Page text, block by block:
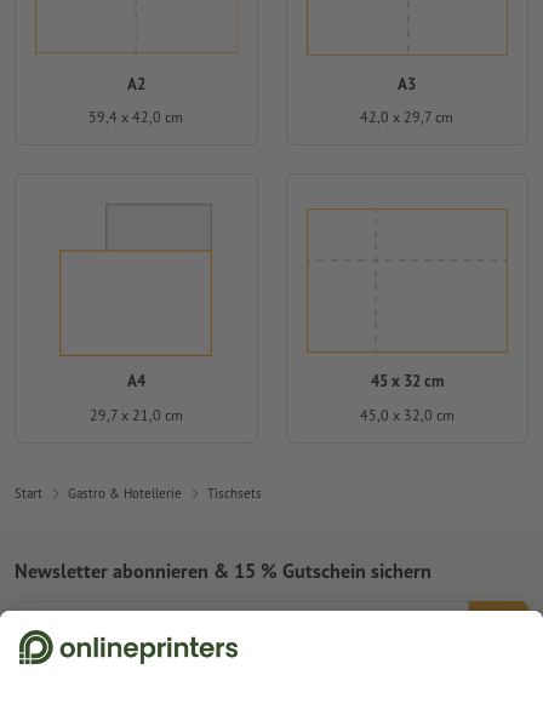
A2
59,4 x 42,0 cm
A3
42,0 x 29,7 cm
A4
29,7 x 21,0 cm
45 x 32 cm
45,0 x 32,0 cm
Start Gastro & Hotellerie Tischsets
Newsletter abonnieren & 15 % Gutschein sichern